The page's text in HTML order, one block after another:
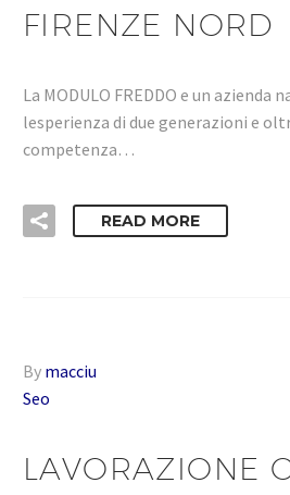
FIRENZE NORD
La MODULO FREDDO e un azienda
lesperienza di due generazioni e
competenza…
READ MORE
By macciu
Seo
LAVORAZIONE